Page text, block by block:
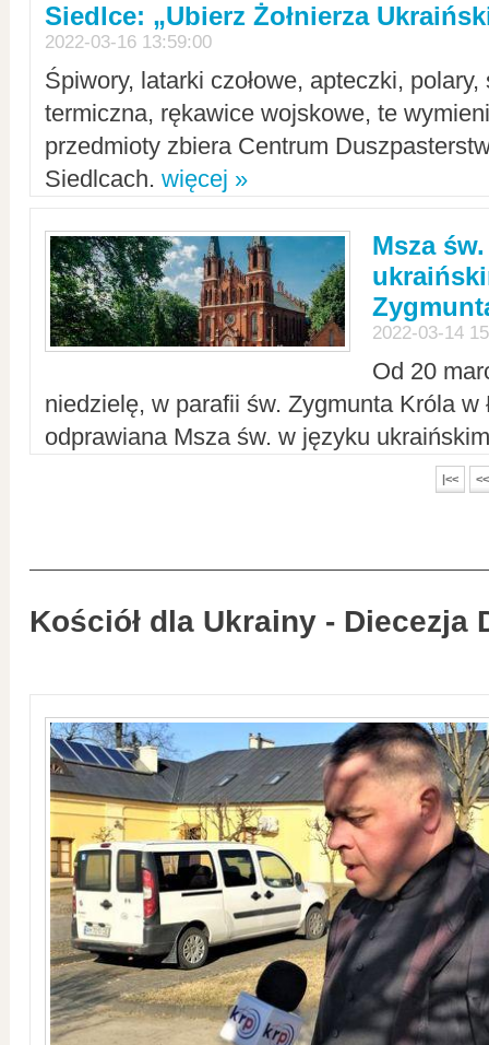
Siedlce: „Ubierz Żołnierza
2022-03-16 13:59:00
Śpiwory, latarki czołowe, apteczki,
termiczna, rękawice wojskowe, te
przedmioty zbiera Centrum
Siedlcach. więcej »
Msza
2022-03-14
Od 20
niedzielę, w parafii św. Zygmunta Króla w
odprawiana Msza św. w języku
|<< <<
Kościół dla Ukrainy - Diecezja